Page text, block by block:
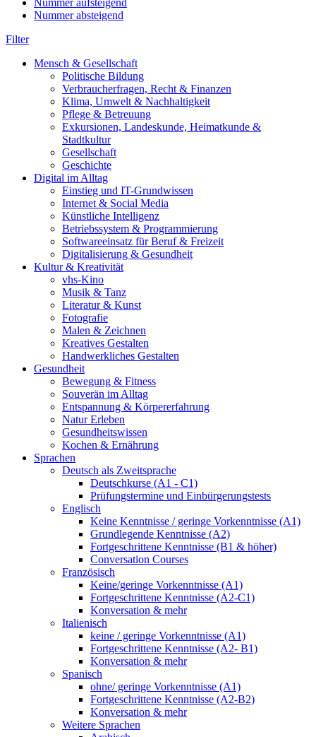
Nummer aufsteigend
Nummer absteigend
Filter
Mensch & Gesellschaft
Politische Bildung
Verbraucherfragen, Recht & Finanzen
Klima, Umwelt & Nachhaltigkeit
Pflege & Betreuung
Exkursionen, Landeskunde, Heimatkunde &
Stadtkultur
Gesellschaft
Geschichte
Digital im Alltag
Einstieg und IT-Grundwissen
Internet & Social Media
Künstliche Intelligenz
Betriebssystem & Programmierung
Softwareeinsatz für Beruf & Freizeit
Digitalisierung & Gesundheit
Kultur & Kreativität
vhs-Kino
Musik & Tanz
Literatur & Kunst
Fotografie
Malen & Zeichnen
Kreatives Gestalten
Handwerkliches Gestalten
Gesundheit
Bewegung & Fitness
Souverän im Alltag
Entspannung & Körpererfahrung
Natur Erleben
Gesundheitswissen
Kochen & Ernährung
Sprachen
Deutsch als Zweitsprache
Deutschkurse (A1 - C1)
Prüfungstermine und Einbürgerungstests
Englisch
Keine Kenntnisse / geringe Vorkenntnisse (A1)
Grundlegende Kenntnisse (A2)
Fortgeschrittene Kenntnisse (B1 & höher)
Conversation Courses
Französisch
Keine/geringe Vorkenntnisse (A1)
Fortgeschrittene Kenntnisse (A2-C1)
Konversation & mehr
Italienisch
keine / geringe Vorkenntnisse (A1)
Fortgeschrittene Kenntnisse (A2- B1)
Konversation & mehr
Spanisch
ohne/ geringe Vorkenntnisse (A1)
Fortgeschrittene Kenntnisse (A2-B2)
Konversation & mehr
Weitere Sprachen